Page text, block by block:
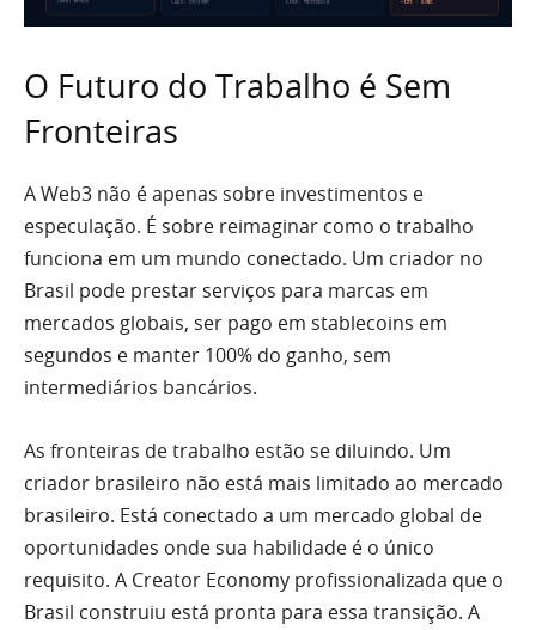
O Futuro do Trabalho é Sem
Fronteiras
A Web3 não é apenas sobre investimentos e
especulação. É sobre reimaginar como o trabalho
funciona em um mundo conectado. Um criador no
Brasil pode prestar serviços para marcas em
mercados globais, ser pago em stablecoins em
segundos e manter 100% do ganho, sem
intermediários bancários.
As fronteiras de trabalho estão se diluindo. Um
criador brasileiro não está mais limitado ao mercado
brasileiro. Está conectado a um mercado global de
oportunidades onde sua habilidade é o único
requisito. A Creator Economy profissionalizada que o
Brasil construiu está pronta para essa transição. A